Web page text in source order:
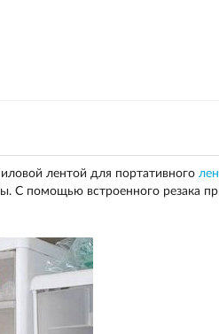
лентой для портативного
С помощью встроенного резака